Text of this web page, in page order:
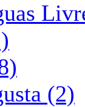
(2)